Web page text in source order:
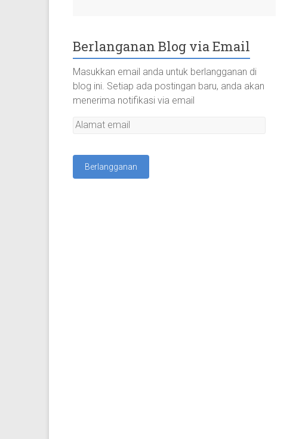
Berlanganan Blog via Email
Masukkan email anda untuk berlangganan di
blog ini. Setiap ada postingan baru, anda akan
menerima notifikasi via email
A
a
a